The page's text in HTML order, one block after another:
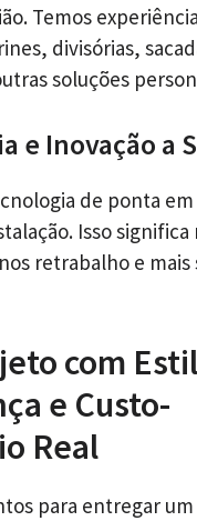
Temos
divisórias,
soluções
e Inovação a
de ponta
Isso significa
retrabalho e mais
com
e Custo-
Real
para entregar